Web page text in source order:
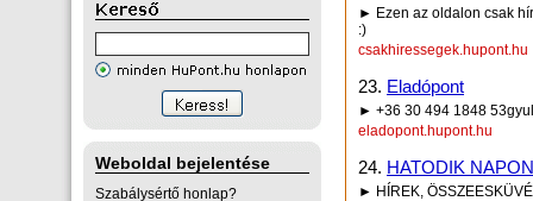
Weboldal bejelentése
Szabálysértő honlap?
► Ezen az oldalon csak
:)
csakhiressegek.hupont.hu
23. Eladópont
► +36 30 494 1848
eladopont.hupont.hu
24. HATODIK NAPON
► HÍREK,